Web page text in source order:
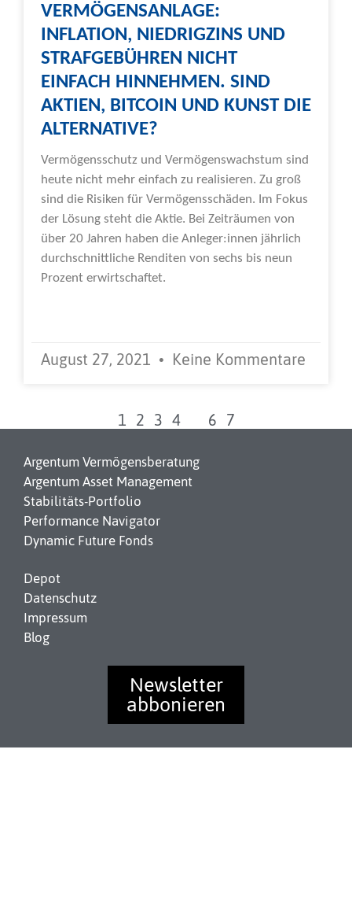
VERMÖGENSANLAGE:
INFLATION, NIEDRIGZINS UND
STRAFGEBÜHREN NICHT
EINFACH HINNEHMEN. SIND
AKTIEN, BITCOIN UND KUNST DIE
ALTERNATIVE?
Vermögensschutz und Vermögenswachstum sind
heute nicht mehr einfach zu realisieren. Zu groß
sind die Risiken für Vermögensschäden. Im Fokus
der Lösung steht die Aktie. Bei Zeiträumen von
über 20 Jahren haben die Anleger:innen jährlich
durchschnittliche Renditen von sechs bis neun
Prozent erwirtschaftet.
August 27, 2021 Keine Kommentare
1 2 3 4 6 7
Argentum Vermögensberatung
Argentum Asset Management
Stabilitäts-Portfolio
Performance Navigator
Dynamic Future Fonds
Depot
Datenschutz
Impressum
Blog
Newsletter
abbonieren